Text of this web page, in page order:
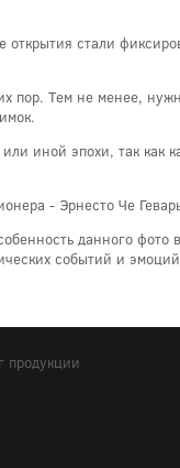
стали
пор. Тем не менее,
иной эпохи, так
- Эрнесто Че
данного
событий и
продукции